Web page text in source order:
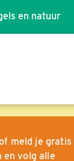
en natuur
meld je gratis
en volg alle